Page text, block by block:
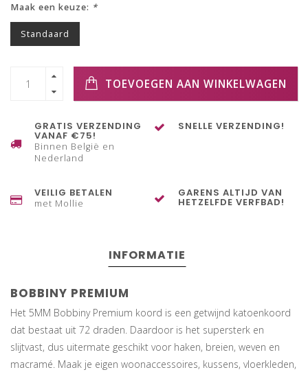
Maak een keuze: *
Standaard
TOEVOEGEN AAN WINKELWAGEN
GRATIS VERZENDING
VANAF €75!
Binnen België en
Nederland
SNELLE VERZENDING!
VEILIG BETALEN
met Mollie
GARENS ALTIJD VAN
HETZELFDE VERFBAD!
INFORMATIE
BOBBINY PREMIUM
Het 5MM Bobbiny Premium koord is een getwijnd katoenkoord
dat bestaat uit 72 draden. Daardoor is het supersterk en
slijtvast, dus uitermate geschikt voor haken, breien, weven en
macramé. Maak je eigen woonaccessoires, kussens, vloerkleden,